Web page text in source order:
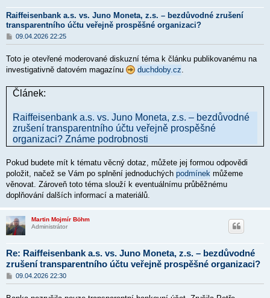
Raiffeisenbank a.s. vs. Juno Moneta, z.s. – bezdůvodné zrušení
transparentního účtu veřejně prospěšné organizaci?
P
ř
s
p
ě
e
k
09.04.2026 22:25
Toto je otevřené moderované diskuzní téma k článku publikovanému na
investigativně datovém magazínu
duchdoby.cz
Článek:
Raiffeisenbank a.s. vs. Juno Moneta, z.s. – bezdůvodné
zrušení transparentního účtu veřejně prospěšné
organizaci? Známe podrobnosti
Pokud budete mít k tématu věcný dotaz, můžete jej formou odpovědi
položit, načež se Vám po splnění jednoduchých podmínek můžeme
věnovat. Zároveň toto téma slouží k eventuálnímu průběžnému
doplňování dalších informací a materiálů.
Martin Mojmír Böhm
Administrátor
Re: Raiffeisenbank a.s. vs. Juno Moneta, z.s. – bezdůvodné
zrušení transparentního účtu veřejně prospěšné organizaci?
P
ř
09.04.2026 22:30